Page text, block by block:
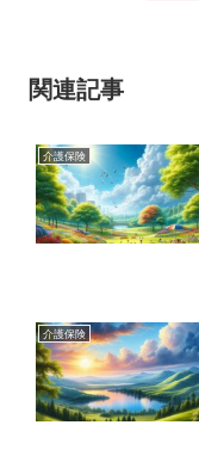
関連記事
介護保険
介護保険